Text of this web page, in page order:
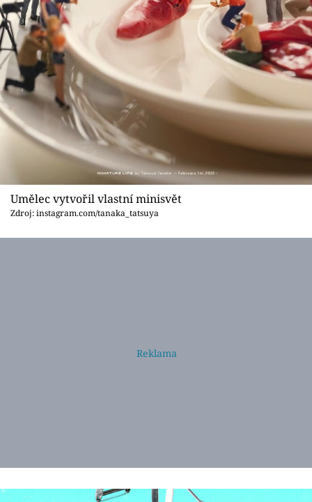
Umělec vytvořil vlastní minisvět
Zdroj: instagram.com/tanaka_tatsuya